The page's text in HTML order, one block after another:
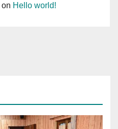
on Hello world!